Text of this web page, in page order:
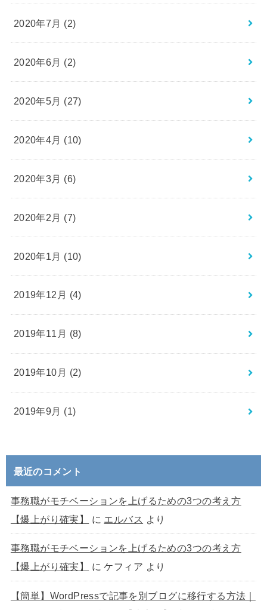
2020年7月 (2)
2020年6月 (2)
2020年5月 (27)
2020年4月 (10)
2020年3月 (6)
2020年2月 (7)
2020年1月 (10)
2019年12月 (4)
2019年11月 (8)
2019年10月 (2)
2019年9月 (1)
最近のコメント
事務職がモチベーションを上げるための3つの考え方
【爆上がり確実】
に エルバス より
事務職がモチベーションを上げるための3つの考え方
【爆上がり確実】
にケフィア より
【簡単】WordPressで記事を別ブログに移行する方法｜